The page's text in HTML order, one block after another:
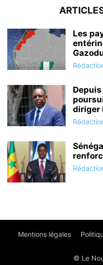
Les
diriger
Mentions légales
© Le